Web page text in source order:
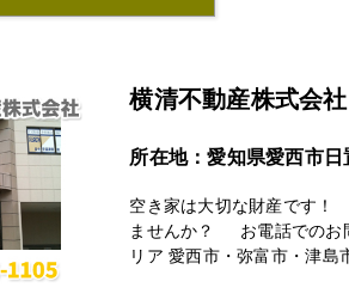
横清不動産株式会社
所在地：愛知県愛西市
空き家は大切な財産です！
ませんか？ お電話でのお
リア 愛西市・弥富市・津